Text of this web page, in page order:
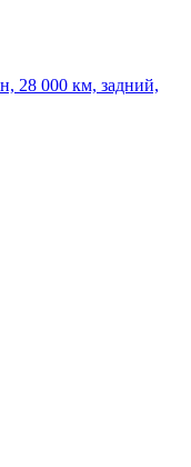
28 000 км, задний,